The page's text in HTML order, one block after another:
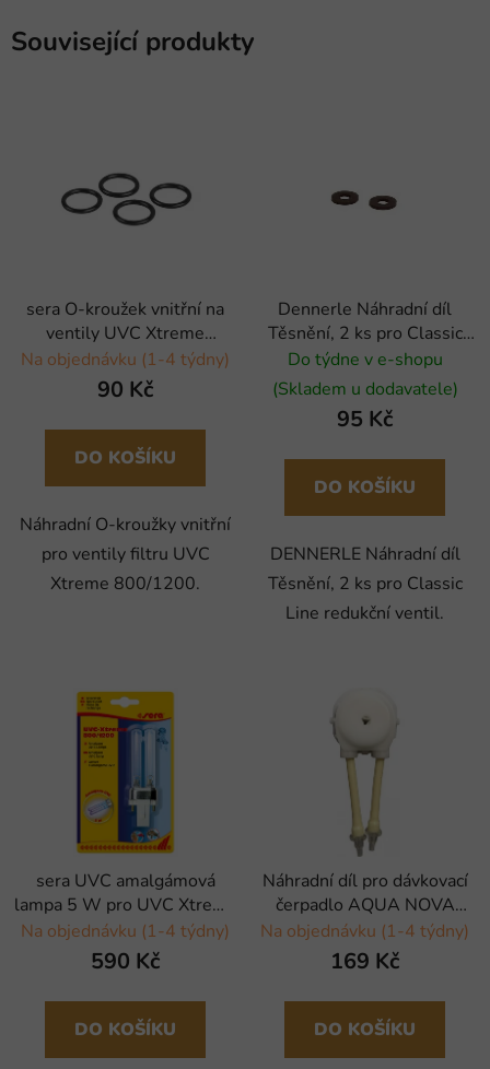
Související produkty
sera O-kroužek vnitřní na
ventily UVC Xtreme
800/1200 - 4 ks
Na objednávku (1-4 týdny)
90 Kč
DO KOŠÍKU
Náhradní O-kroužky vnitřní
pro ventily filtru UVC
Xtreme 800/1200.
Dennerle Náhradní díl
Těsnění, 2 ks pro Classic
Line redukční ventil
Do týdne v e-shopu
(Skladem u dodavatele)
95 Kč
DO KOŠÍKU
DENNERLE Náhradní díl
Těsnění, 2 ks pro Classic
Line redukční ventil.
sera UVC amalgámová
lampa 5 W pro UVC Xtreme
800/ 1200
Na objednávku (1-4 týdny)
590 Kč
DO KOŠÍKU
Náhradní díl pro dávkovací
čerpadlo AQUA NOVA
NMDP
Na objednávku (1-4 týdny)
169 Kč
DO KOŠÍKU